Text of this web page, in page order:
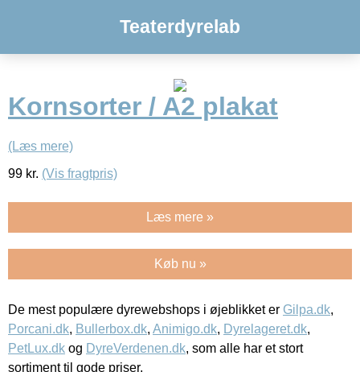
Teaterdyrelab
Kornsorter / A2 plakat
(Læs mere)
99 kr. (Vis fragtpris)
Læs mere »
Køb nu »
De mest populære dyrewebshops i øjeblikket er Gilpa.dk,
Porcani.dk, Bullerbox.dk, Animigo.dk, Dyrelageret.dk,
PetLux.dk og DyreVerdenen.dk, som alle har et stort
sortiment til gode priser.